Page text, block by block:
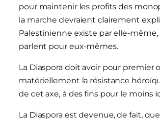
pour maintenir les profits des
la marche devraient clairement
Palestinienne existe par elle-
parlent pour eux-mêmes.
La Diaspora doit avoir pour
matériellement la résistance
de cet axe, à des fins pour le moins
La Diaspora est devenue, de fait,